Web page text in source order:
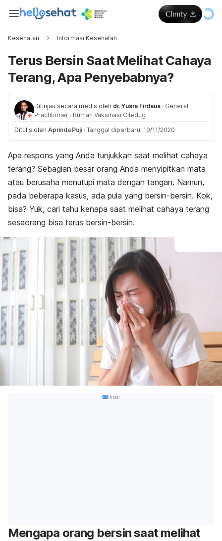
Kesehatan Informasi Kesehatan
Terus Bersin Saat Melihat Cahaya
Terang, Apa Penyebabnya?
Ditinjau secara medis oleh dr. Yusra Firdaus · General
Practitioner · Rumah Vaksinasi Ciledug
Ditulis oleh Aprinda Puji · Tanggal diperbarui 10/11/2020
Apa respons yang Anda tunjukkan saat melihat cahaya
terang? Sebagian besar orang Anda menyipitkan mata
atau berusaha menutupi mata dengan tangan. Namun,
pada beberapa kasus, ada pula yang bersin-bersin. Kok,
bisa? Yuk, cari tahu kenapa saat melihat cahaya terang
seseorang bisa terus bersin-bersin.
Iklan
Mengapa orang bersin saat melihat